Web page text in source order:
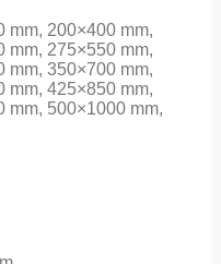
mm, 200×400 mm,
mm, 275×550 mm,
mm, 350×700 mm,
mm, 425×850 mm,
mm, 500×1000 mm,